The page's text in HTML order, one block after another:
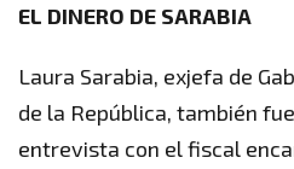
EL DINERO DE SARABIA
Laura Sarabia, exjefa de
de la República, también
entrevista con el fiscal